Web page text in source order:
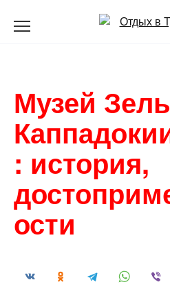
Музей
: история,
ости